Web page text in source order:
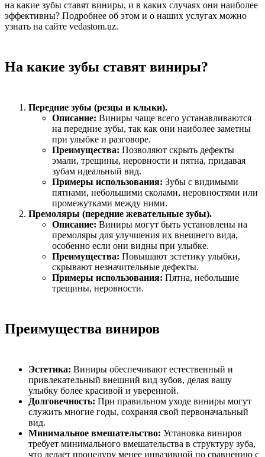
на какие зубы ставят виниры, и в каких случаях они наиболее
эффективны? Подробнее об этом и о наших услугах можно
узнать на сайте vedastom.uz.
На какие зубы ставят виниры?
Передние зубы (резцы и клыки).
Описание: Виниры чаще всего устанавливаются
на передние зубы, так как они наиболее заметны
при улыбке и разговоре.
Преимущества: Позволяют скрыть дефекты
эмали, трещины, неровности и пятна, придавая
зубам идеальный вид.
Примеры использования: Зубы с видимыми
пятнами, небольшими сколами, неровностями или
промежутками между ними.
Премоляры (передние жевательные зубы).
Описание: Виниры могут быть установлены на
премоляры для улучшения их внешнего вида,
особенно если они видны при улыбке.
Преимущества: Повышают эстетику улыбки,
скрывают незначительные дефекты.
Примеры использования: Пятна, небольшие
трещины, неровности.
Преимущества виниров
Эстетика: Виниры обеспечивают естественный и
привлекательный внешний вид зубов, делая вашу
улыбку более красивой и уверенной.
Долговечность: При правильном уходе виниры могут
служить многие годы, сохраняя свой первоначальный
вид.
Минимальное вмешательство: Установка виниров
требует минимального вмешательства в структуру зуба,
что делает процедуру менее инвазивной по сравнению с